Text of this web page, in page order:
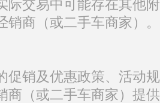
际交易中可能存在其他
销商（或二手车商家）。
促销及优惠政策、活动
商（或二手车商家）提